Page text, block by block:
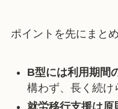
ポイントを先にまと
B型には利用期間
構わず、長く続け
就労移行支援は原